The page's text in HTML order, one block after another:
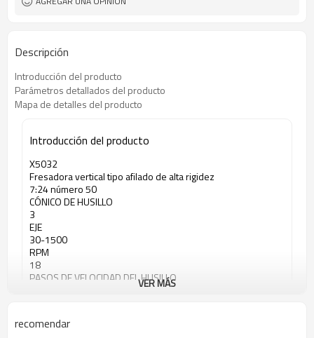
Descripción
Introducción del producto
Parámetros detallados del producto
Mapa de detalles del producto
Introducción del producto
X5032
Fresadora vertical tipo afilado de alta rigidez
7:24 número 50
CÓNICO DE HUSILLO
3
EJE
30-1500
RPM
18
PASOS DE VELOCIDAD DEL HUSILLO
VER MÁS
recomendar